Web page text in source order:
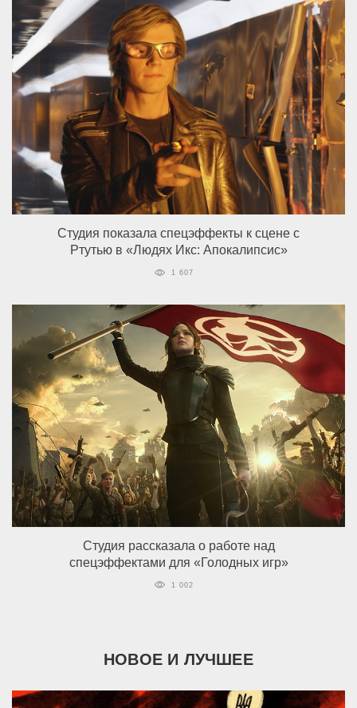
Студия показала спецэффекты к сцене с
Ртутью в «Людях Икс: Апокалипсис»
1 607
Студия рассказала о работе над
спецэффектами для «Голодных игр»
1 002
НОВОЕ И ЛУЧШЕЕ